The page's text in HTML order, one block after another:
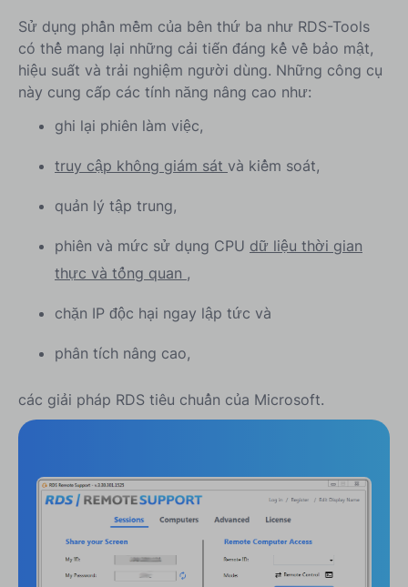
Sử dụng phần mềm của bên thứ ba như RDS-Tools
có thể mang lại những cải tiến đáng kể về bảo mật,
hiệu suất và trải nghiệm người dùng. Những công cụ
này cung cấp các tính năng nâng cao như:
ghi lại phiên làm việc,
truy cập không giám sát và kiểm soát,
quản lý tập trung,
phiên và mức sử dụng CPU dữ liệu thời gian
thực và tổng quan ,
chặn IP độc hại ngay lập tức và
phân tích nâng cao,
các giải pháp RDS tiêu chuẩn của Microsoft.